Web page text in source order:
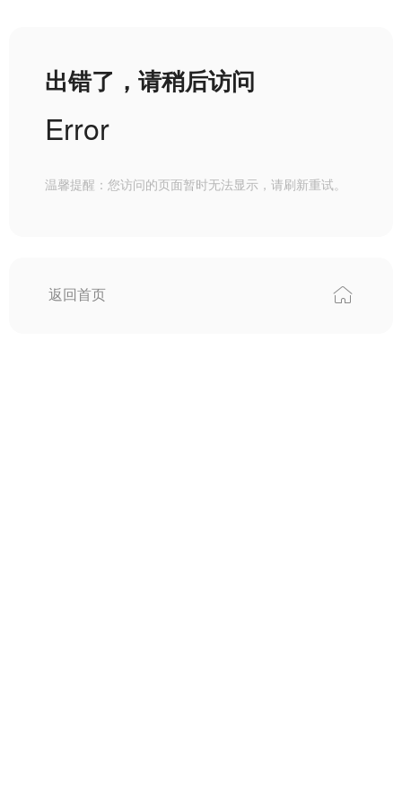
出错了，请稍后访问
Error
温馨提醒：您访问的页面暂时无法显示，请刷新重试。
返回首页